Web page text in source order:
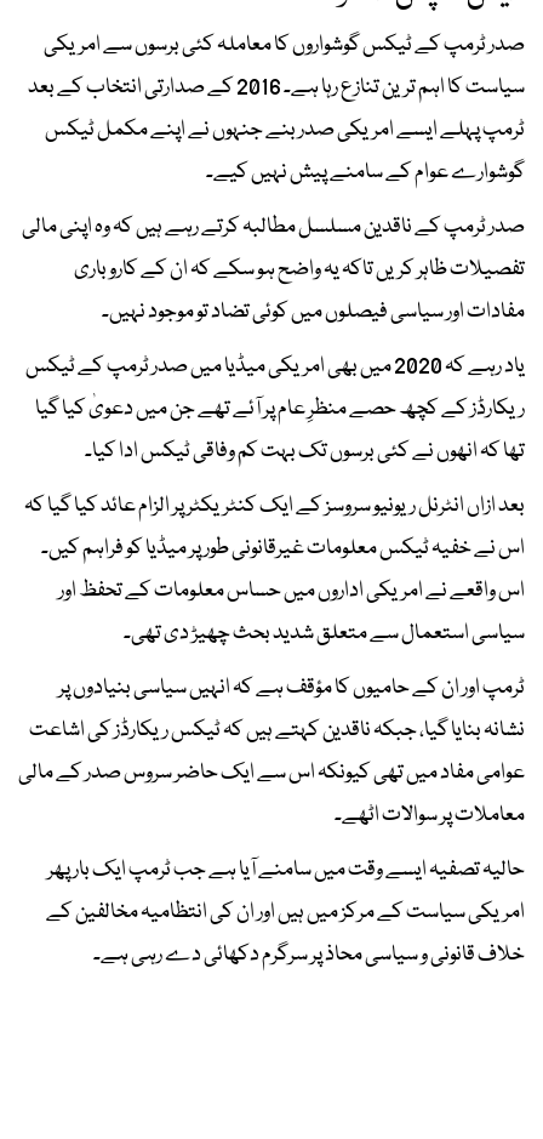
صدر ٹرمپ کے ٹیکس گوشواروں کا معاملہ کئی برسوں سے امریکی
سیاست کا اہم ترین تنازع رہا ہے۔ 2016 کے صدارتی انتخاب کے بعد
ٹرمپ پہلے ایسے امریکی صدر بنے جنہوں نے اپنے مکمل ٹیکس
گوشوارے عوام کے سامنے پیش نہیں کیے۔
صدر ٹرمپ کے ناقدین مسلسل مطالبہ کرتے رہے ہیں کہ وہ اپنی مالی
تفصیلات ظاہر کریں تاکہ یہ واضح ہو سکے کہ ان کے کاروباری
مفادات اور سیاسی فیصلوں میں کوئی تضاد تو موجود نہیں۔
یاد رہے کہ 2020 میں بھی امریکی میڈیا میں صدر ٹرمپ کے ٹیکس
ریکارڈز کے کچھ حصے منظرِ عام پر آئے تھے جن میں دعویٰ کیا گیا
تھا کہ انھوں نے کئی برسوں تک بہت کم وفاقی ٹیکس ادا کیا۔
بعد ازاں انٹرنل ریونیو سروسز کے ایک کنٹریکٹر پر الزام عائد کیا گیا کہ
اس نے خفیہ ٹیکس معلومات غیرقانونی طور پر میڈیا کو فراہم کیں۔
اس واقعے نے امریکی اداروں میں حساس معلومات کے تحفظ اور
سیاسی استعمال سے متعلق شدید بحث چھیڑ دی تھی۔
ٹرمپ اور ان کے حامیوں کا مؤقف ہے کہ انہیں سیاسی بنیادوں پر
نشانہ بنایا گیا، جبکہ ناقدین کہتے ہیں کہ ٹیکس ریکارڈز کی اشاعت
عوامی مفاد میں تھی کیونکہ اس سے ایک حاضر سروس صدر کے مالی
معاملات پر سوالات اٹھے۔
حالیہ تصفیہ ایسے وقت میں سامنے آیا ہے جب ٹرمپ ایک بار پھر
امریکی سیاست کے مرکز میں ہیں اور ان کی انتظامیہ مخالفین کے
خلاف قانونی و سیاسی محاذ پر سرگرم دکھائی دے رہی ہے۔